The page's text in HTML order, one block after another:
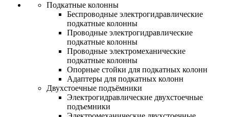
Подкатные колонны
Беспроводные электрогидравлические
подкатные колонны
Проводные электрогидравлические
подкатные колонны
Проводные электромеханические
подкатные колонны
Опорные стойки для подкатных колонн
Адаптеры для подкатных колонн
Двухстоечные подъёмники
Электрогидравлические двухстоечные
подъемники